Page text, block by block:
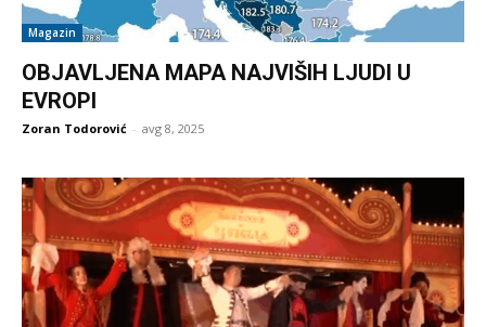
Magazin
OBJAVLJENA MAPA NAJVIŠIH LJUDI U
EVROPI
Zoran Todorović - avg 8, 2025